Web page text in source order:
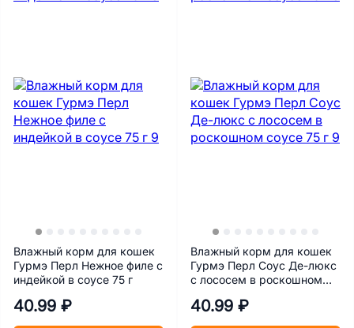
Влажный корм для кошек
Гурмэ Перл Нежное филе с
индейкой в соусе 75 г
40.99 ₽
Влажный корм для кошек
Гурмэ Перл Соус Де-люкс
с лососем в роскошном
40.99 ₽